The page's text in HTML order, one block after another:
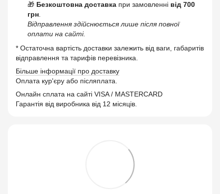
🎁 Безкоштовна доставка при замовленні від 700
грн
Відправлення здійснюється лише після повної
оплати на сайті.
* Остаточна вартість доставки залежить від ваги, габаритів
відправлення та тарифів перевізника.
Більше інформації про доставку
Оплата кур'єру або післяплата.
Онлайн сплата на сайті VISA / MASTERCARD
Гарантія від виробника від 12 місяців.